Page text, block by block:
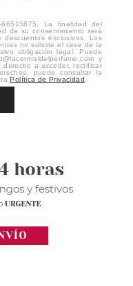
66515875. La finalidad del
da su consentimiento será
descuentos exclusivos. Los
no solicite el cese de la
obligación legal. Puede
y
derecho a acceder, rectificar
puede consultar la
Política de Privacidad